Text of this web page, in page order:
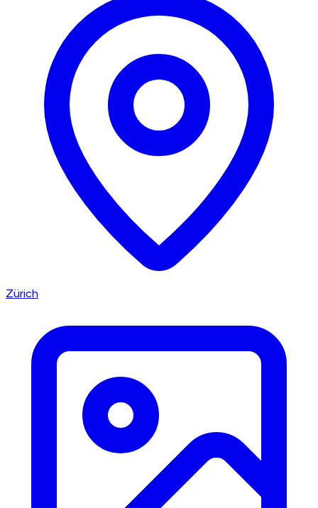
Zürich